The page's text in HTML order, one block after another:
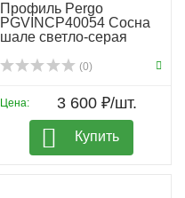
Профиль Pergo
PGVINCP40054 Сосна
шале светло-серая
(0)
Цена: 3 600 ₽/шт.
Купить